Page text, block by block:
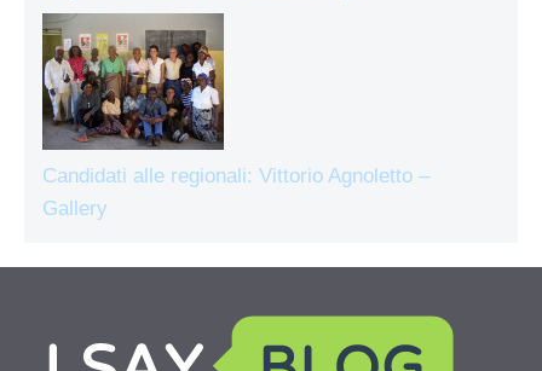
Candidati alle regionali: Vittorio Agnoletto –
Gallery